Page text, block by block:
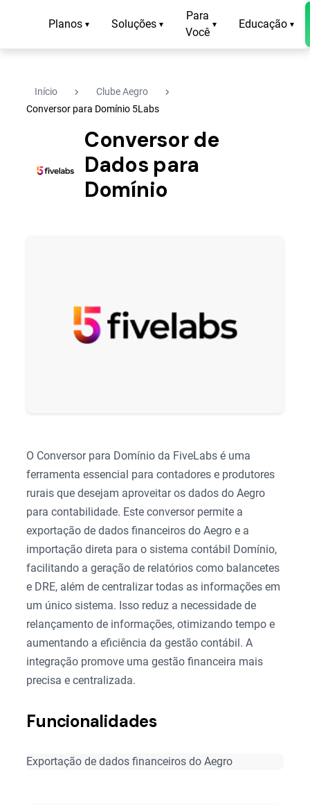
Planos ▾ Soluções ▾
Para
Você
▾ Educação ▾
Início navigate_next Clube Aegro navigate_next
Conversor para Domínio 5Labs
Conversor de
Dados para
Domínio
O Conversor para Domínio da FiveLabs é uma
ferramenta essencial para contadores e produtores
rurais que desejam aproveitar os dados do Aegro
para contabilidade. Este conversor permite a
exportação de dados financeiros do Aegro e a
importação direta para o sistema contábil Domínio,
facilitando a geração de relatórios como balancetes
e DRE, além de centralizar todas as informações em
um único sistema. Isso reduz a necessidade de
relançamento de informações, otimizando tempo e
aumentando a eficiência da gestão contábil. A
integração promove uma gestão financeira mais
precisa e centralizada.
Funcionalidades
Exportação de dados financeiros do Aegro